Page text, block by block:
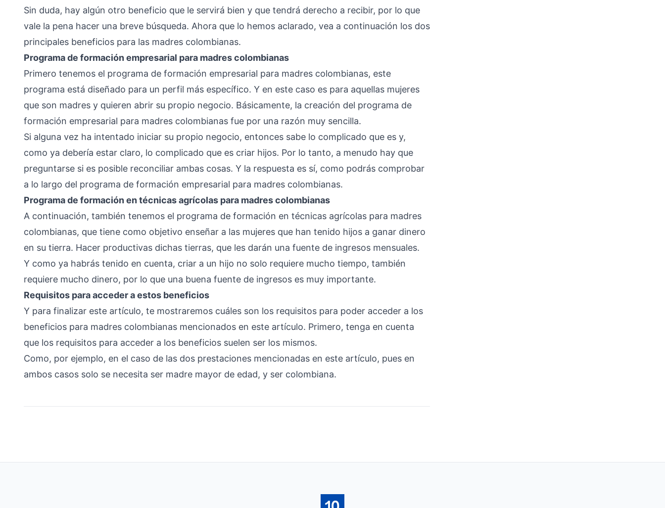
Sin duda, hay algún otro beneficio que le servirá bien y que tendrá derecho a recibir, por lo que
vale la pena hacer una breve búsqueda. Ahora que lo hemos aclarado, vea a continuación los dos
principales beneficios para las madres colombianas.
Programa de formación empresarial para madres colombianas
Primero tenemos el programa de formación empresarial para madres colombianas, este
programa está diseñado para un perfil más específico. Y en este caso es para aquellas mujeres
que son madres y quieren abrir su propio negocio. Básicamente, la creación del programa de
formación empresarial para madres colombianas fue por una razón muy sencilla.
Si alguna vez ha intentado iniciar su propio negocio, entonces sabe lo complicado que es y,
como ya debería estar claro, lo complicado que es criar hijos. Por lo tanto, a menudo hay que
preguntarse si es posible reconciliar ambas cosas. Y la respuesta es sí, como podrás comprobar
a lo largo del programa de formación empresarial para madres colombianas.
Programa de formación en técnicas agrícolas para madres colombianas
A continuación, también tenemos el programa de formación en técnicas agrícolas para madres
colombianas, que tiene como objetivo enseñar a las mujeres que han tenido hijos a ganar dinero
en su tierra. Hacer productivas dichas tierras, que les darán una fuente de ingresos mensuales.
Y como ya habrás tenido en cuenta, criar a un hijo no solo requiere mucho tiempo, también
requiere mucho dinero, por lo que una buena fuente de ingresos es muy importante.
Requisitos para acceder a estos beneficios
Y para finalizar este artículo, te mostraremos cuáles son los requisitos para poder acceder a los
beneficios para madres colombianas mencionados en este artículo. Primero, tenga en cuenta
que los requisitos para acceder a los beneficios suelen ser los mismos.
Como, por ejemplo, en el caso de las dos prestaciones mencionadas en este artículo, pues en
ambos casos solo se necesita ser madre mayor de edad, y ser colombiana.